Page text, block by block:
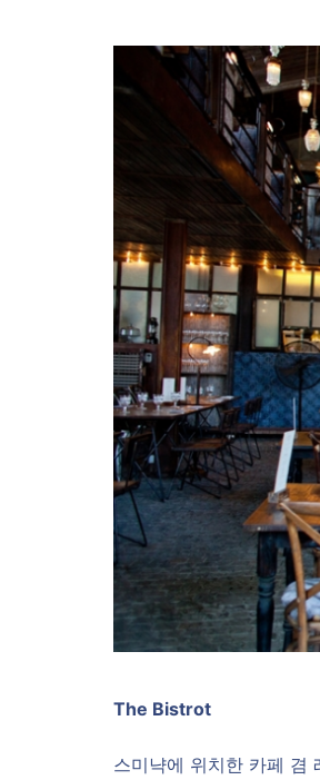
The Bistrot
스미냑에 위치한 카페 겸